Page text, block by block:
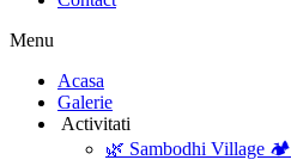
Menu
‎Acasa
Galerie
‎ ‎Activitati‎
🌿 Sambodhi Village 🏕️